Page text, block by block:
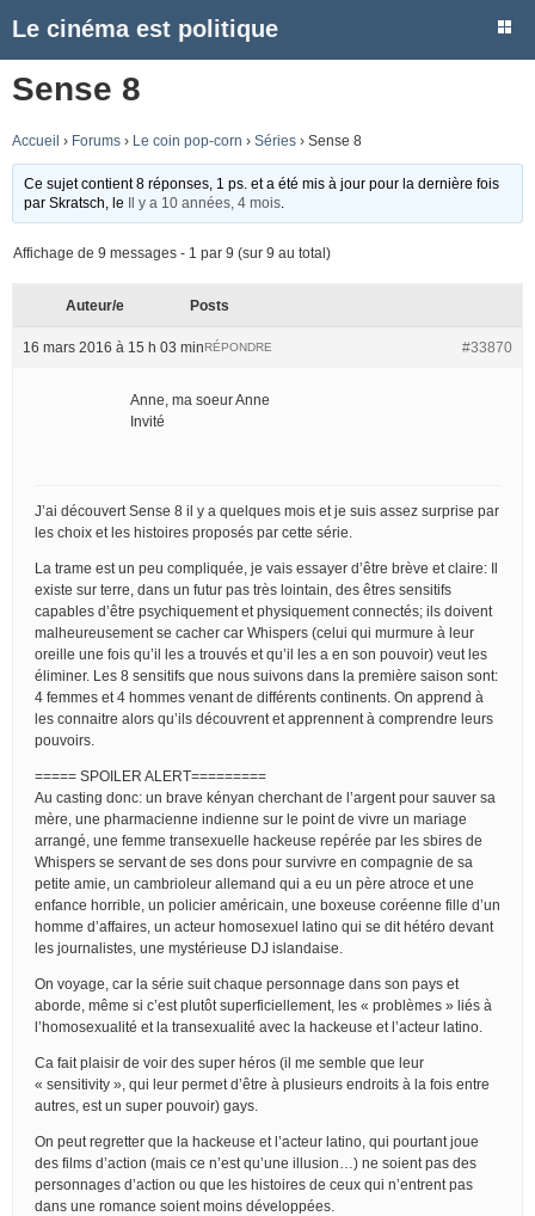
Le cinéma est politique
Sense 8
Accueil › Forums › Le coin pop-corn › Séries › Sense 8
Ce sujet contient 8 réponses, 1 ps. et a été mis à jour pour la dernière fois
parSkratsch , le Il y a 10 années, 4 mois
Affichage de 9 messages - 1 par 9 (sur 9 au total)
Auteur/e Posts
16 mars 2016 à 15 h 03 min #33870
RÉPONDRE
Anne, ma soeur Anne
Invité
J’ai découvert Sense 8 il y a quelques mois et je suis assez surprise par
les choix et les histoires proposés par cette série.
La trame est un peu compliquée, je vais essayer d’être brève et claire: Il
existe sur terre, dans un futur pas très lointain, des êtres sensitifs
capables d’être psychiquement et physiquement connectés; ils doivent
malheureusement se cacher car Whispers (celui qui murmure à leur
oreille une fois qu’il les a trouvés et qu’il les a en son pouvoir) veut les
éliminer. Les 8 sensitifs que nous suivons dans la première saison sont:
4 femmes et 4 hommes venant de différents continents. On apprend à
les connaitre alors qu’ils découvrent et apprennent à comprendre leurs
pouvoirs.
===== SPOILER ALERT=========
Au casting donc: un brave kényan cherchant de l’argent pour sauver sa
mère, une pharmacienne indienne sur le point de vivre un mariage
arrangé, une femme transexuelle hackeuse repérée par les sbires de
Whispers se servant de ses dons pour survivre en compagnie de sa
petite amie, un cambrioleur allemand qui a eu un père atroce et une
enfance horrible, un policier américain, une boxeuse coréenne fille d’un
homme d’affaires, un acteur homosexuel latino qui se dit hétéro devant
les journalistes, une mystérieuse DJ islandaise.
On voyage, car la série suit chaque personnage dans son pays et
aborde, même si c’est plutôt superficiellement, les « problèmes » liés à
l’homosexualité et la transexualité avec la hackeuse et l’acteur latino.
Ca fait plaisir de voir des super héros (il me semble que leur
« sensitivity », qui leur permet d’être à plusieurs endroits à la fois entre
autres, est un super pouvoir) gays.
On peut regretter que la hackeuse et l’acteur latino, qui pourtant joue
des films d’action (mais ce n’est qu’une illusion…) ne soient pas des
personnages d’action ou que les histoires de ceux qui n’entrent pas
dans une romance soient moins développées.